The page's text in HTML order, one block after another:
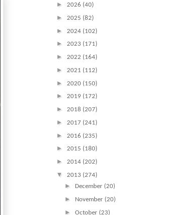
► 2026 (40)
► 2025 (82)
► 2024 (102)
► 2023 (171)
► 2022 (164)
► 2021 (112)
► 2020 (150)
► 2019 (172)
► 2018 (207)
► 2017 (241)
► 2016 (235)
► 2015 (180)
► 2014 (202)
▼ 2013 (274)
► December (20)
► November (20)
► October (23)